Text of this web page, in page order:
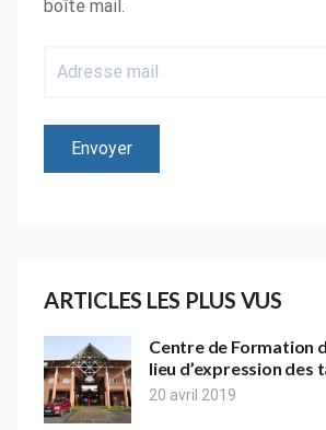
boîte mail.
ARTICLES LES PLUS VUS
Centre de Formation
lieu d’expression des
20 avril 2019